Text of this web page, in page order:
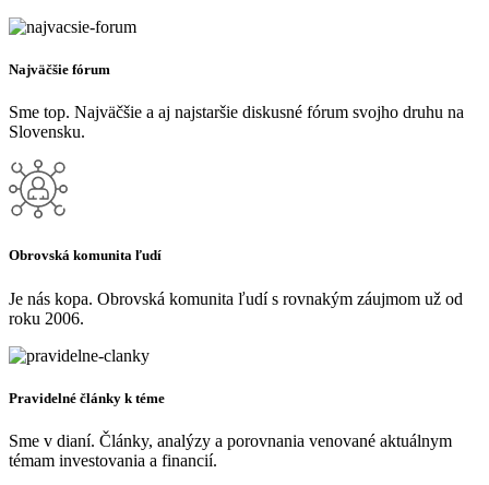
Najväčšie fórum
Sme top. Najväčšie a aj najstaršie diskusné fórum svojho druhu na
Slovensku.
Obrovská komunita ľudí
Je nás kopa. Obrovská komunita ľudí s rovnakým záujmom už od
roku 2006.
Pravidelné články k téme
Sme v dianí. Články, analýzy a porovnania venované aktuálnym
témam investovania a financií.